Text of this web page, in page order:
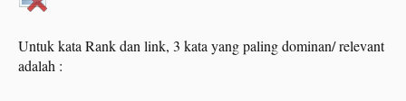
Untuk kata Rank dan link, 3 kata yang paling dominan/ relevant
adalah :